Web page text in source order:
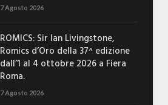
7 Agosto 2026
ROMICS: Sir Ian Livingstone,
Romics d’Oro della 37^ edizione
dall’1 al 4 ottobre 2026 a Fiera
Roma.
7 Agosto 2026